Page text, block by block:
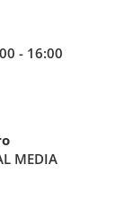
- 16:00
MEDIA